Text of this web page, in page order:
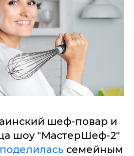
шеф-повар и
шоу "МастерШеф-2"
поделилась семейным